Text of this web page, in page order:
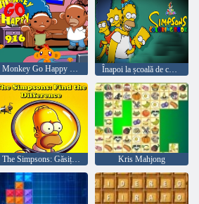
Monkey Go Happy Stage 916 Înapoi la școală de colorat Simpsons
The Simpsons: Găsiți diferența Kris Mahjong